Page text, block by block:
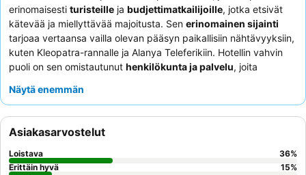
erinomaisesti turisteille ja budjettimatkailijoille, jotka etsivät
kätevää ja miellyttävää majoitusta. Sen erinomainen sijainti
tarjoaa vertaansa vailla olevan pääsyn paikallisiin nähtävyyksiin,
kuten Kleopatra-rannalle ja Alanya Teleferikiin. Hotellin vahvin
puoli on sen omistautunut henkilökunta ja palvelu, joita
Asiakkaat korostavat jatkuvasti
kokemuksen saamiseksi asiakkaiden tulisi pyytää huonetta, joka
ei ole kadun puolella melun minimoimiseksi.
Näytä enemmän
Asiakasarvostelut
Loistava 36%
Erittäin hyvä
15%